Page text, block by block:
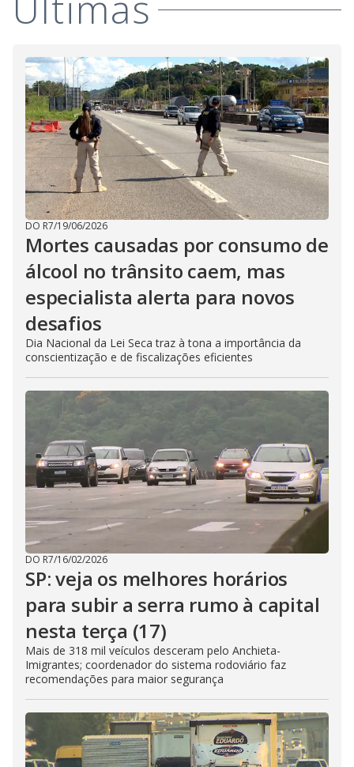
DO R7/19/06/2026
Mortes causadas por consumo de
álcool no trânsito caem, mas
especialista alerta para novos
desafios
Dia Nacional da Lei Seca traz à tona a importância da
conscientização e de fiscalizações eficientes
DO R7/16/02/2026
SP: veja os melhores horários
para subir a serra rumo à capital
nesta terça (17)
Mais de 318 mil veículos desceram pelo Anchieta-
Imigrantes; coordenador do sistema rodoviário faz
recomendações para maior segurança